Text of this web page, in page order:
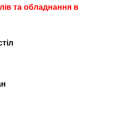
та обладнання в